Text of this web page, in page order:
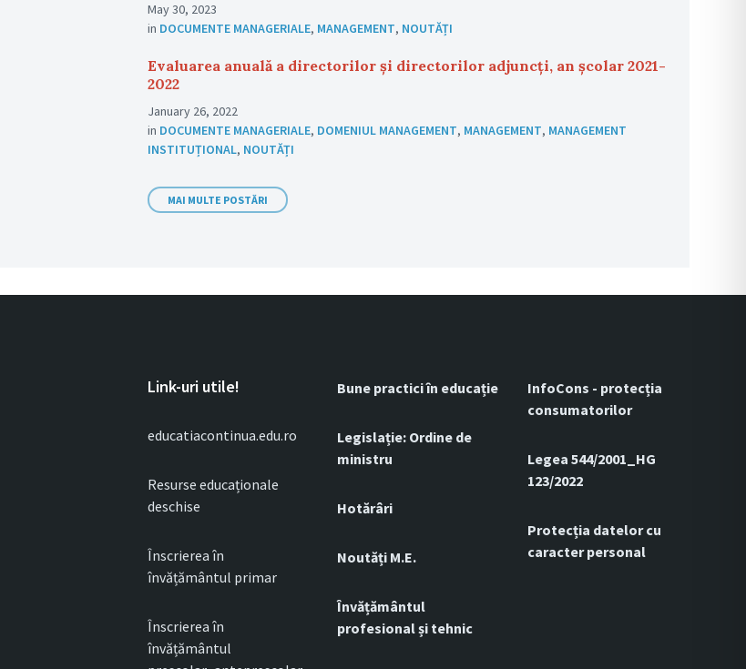
May 30, 2023
in DOCUMENTE MANAGERIALE, MANAGEMENT, NOUTĂȚI
Evaluarea anuală a directorilor și directorilor adjuncți, an școlar 2021-
2022
January 26, 2022
in DOCUMENTE MANAGERIALE, DOMENIUL MANAGEMENT, MANAGEMENT, MANAGEMENT
INSTITUȚIONAL, NOUTĂȚI
MAI MULTE POSTĂRI
Link-uri utile!
educatiacontinua.edu.ro
Resurse educaționale
deschise
Înscrierea în
învățământul primar
Înscrierea în
învățământul
Bune practici în educație
Legislație: Ordine de
ministru
Hotărâri
Noutăți M.E.
Învățământul
profesional și tehnic
InfoCons - protecția
consumatorilor
Legea 544/2001_HG
123/2022
Protecția datelor cu
caracter personal